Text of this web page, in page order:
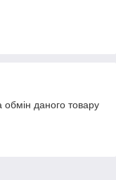
даного товару